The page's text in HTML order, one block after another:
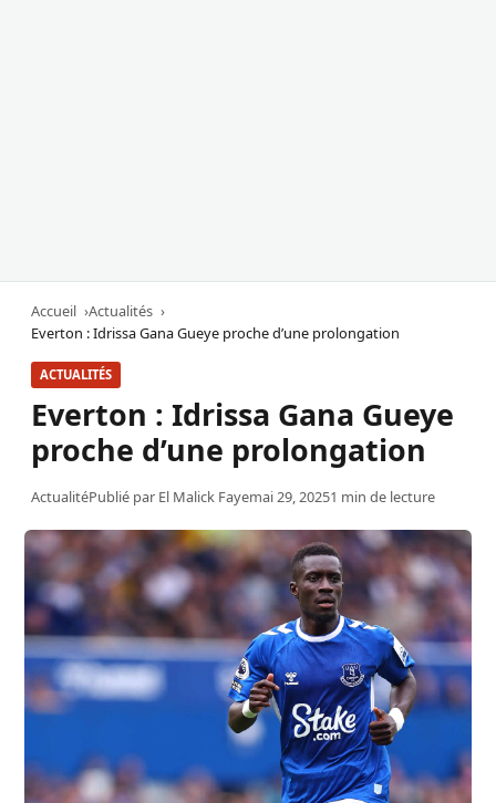
Accueil
Actualités
Everton : Idrissa Gana Gueye proche d’une prolongation
ACTUALITÉS
Everton : Idrissa Gana Gueye
proche d’une prolongation
ActualitéPublié par El Malick Fayemai 29, 20251 min de lecture